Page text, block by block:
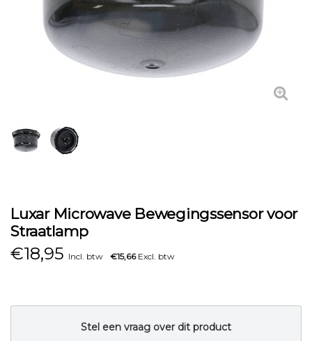
Luxar Microwave Bewegingssensor voor
Straatlamp
€18,95 Incl. btw €15,66Excl. btw
Stel een vraag over dit product